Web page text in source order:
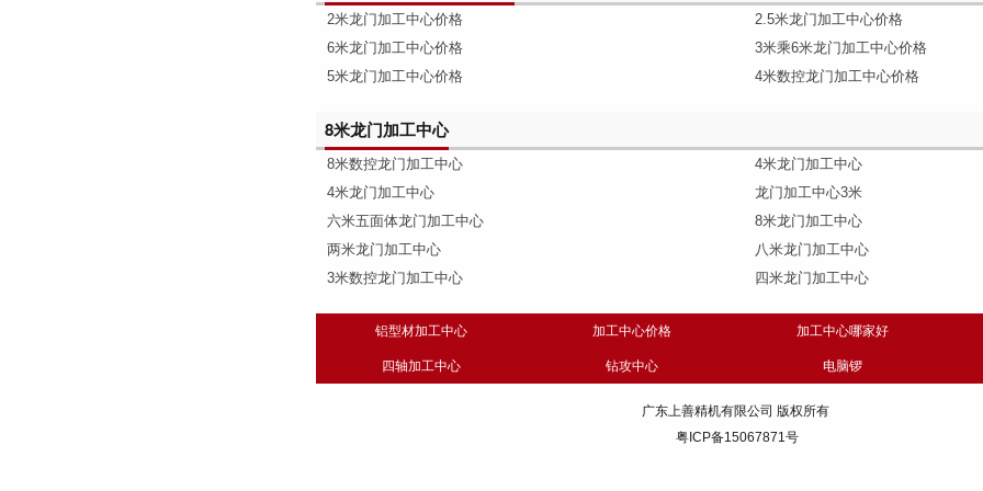
2米龙门加工中心价格
6米龙门加工中心价格
5米龙门加工中心价格
2.5米龙门加工中心价格
3米乘6米龙门加工中心价格
4米数控龙门加工中心价格
8米龙门加工中心
8米数控龙门加工中心
4米龙门加工中心
六米五面体龙门加工中心
两米龙门加工中心
3米数控龙门加工中心
4米龙门加工中心
龙门加工中心3米
8米龙门加工中心
八米龙门加工中心
四米龙门加工中心
铝型材加工中心 加工中心价格 加工中心哪家好
四轴加工中心 钻攻中心 电脑锣
广东上善精机有限公司 版权所有
粤ICP备15067871号